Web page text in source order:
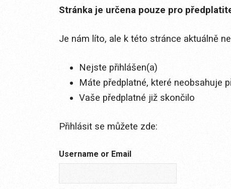
Stránka je určena pouze pro
Je nám líto, ale k této stránce aktuálně
Nejste přihlášen(a)
Máte předplatné, které neobsahuje
Vaše předplatné již skončilo
Přihlásit se můžete zde:
Username or Email